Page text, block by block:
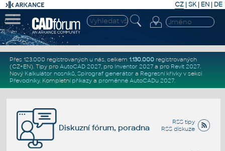
CZ | SK| EN | DE
Přes 123.000 registrovaných u nás, celkem 1.130.000registrovaných
(CZ+EN). Tipy pro AutoCAD 2027, pro Inventor 2027a pro Revit 2027.
Nový Kalkulátor nosníků, Spirograf generátor a Regresní křivkyv sekci
Převodníky. Kompletní příkazya proměnné AutoCADu 2027.
RSS tipy
RSS diskuze
Diskuzní fórum, poradna